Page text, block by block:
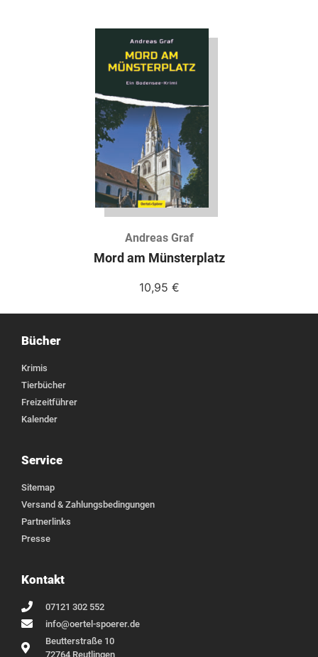
Andreas Graf
Mord am Münsterplatz
10,95 €
Bücher
Krimis
Tierbücher
Freizeitführer
Kalender
Service
Sitemap
Versand & Zahlungsbedingungen
Partnerlinks
Presse
Kontakt
07121 302 552
info@oertel-spoerer.de
Beutterstraße 10
72764 Reutlingen